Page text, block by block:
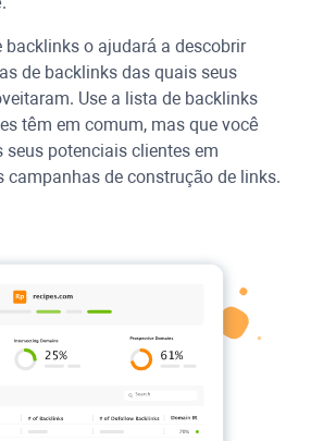
backlinks o ajudará a descobrir
de backlinks das quais seus
Use a lista de backlinks
têm em comum, mas que você
seus potenciais clientes em
campanhas de construção de links.